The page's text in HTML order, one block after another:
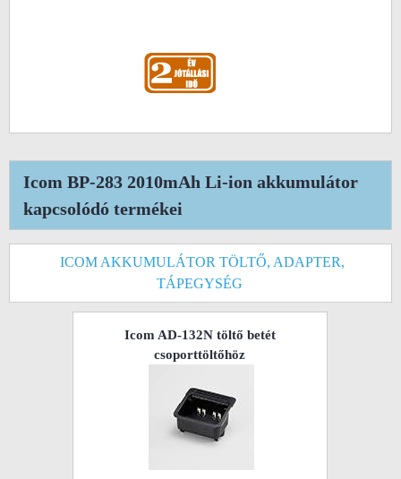
Icom BP-283 2010mAh Li-ion akkumulátor
kapcsolódó termékei
ICOM AKKUMULÁTOR TÖLTŐ, ADAPTER,
TÁPEGYSÉG
Icom AD-132N töltő betét
csoporttöltőhöz